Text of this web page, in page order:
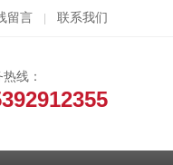
留言 联系我们
线：